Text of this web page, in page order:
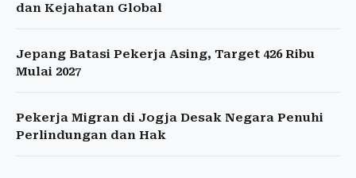
dan Kejahatan Global
Jepang Batasi Pekerja Asing, Target 426 Ribu
Mulai 2027
Pekerja Migran di Jogja Desak Negara Penuhi
Perlindungan dan Hak